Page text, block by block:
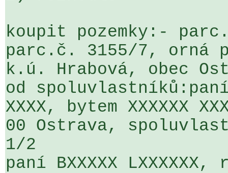
koupit pozemky:-
parc.č. 3155/7, orná
k.ú. Hrabová, obec
od spoluvlastníků:paní
XXXX, bytem XXXXXX
00 Ostrava,
1/2
paní BXXXXX